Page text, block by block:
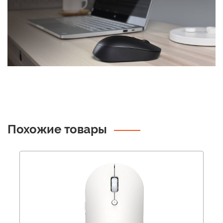
Похожие товары